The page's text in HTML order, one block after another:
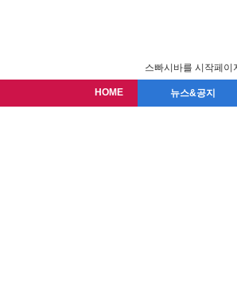
스빠시바를 시작페
HOME 뉴스&공지